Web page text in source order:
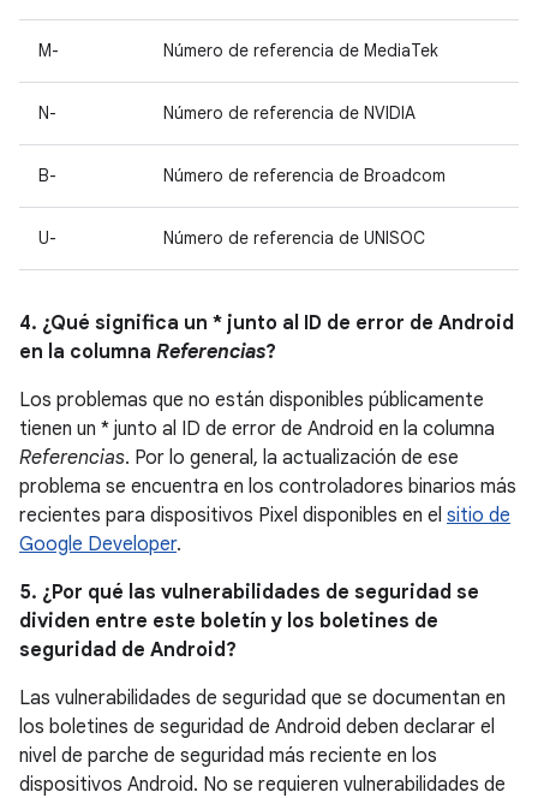
M- Número de referencia de MediaTek
N- Número de referencia de NVIDIA
B- Número de referencia de Broadcom
U- Número de referencia de UNISOC
4. ¿Qué significa un * junto al ID de error de Android
en la columna Referencias?
Los problemas que no están disponibles públicamente
tienen un * junto al ID de error de Android en la columna
Referencias. Por lo general, la actualización de ese
problema se encuentra en los controladores binarios más
recientes para dispositivos Pixel disponibles en el sitio de
Google Developer.
5. ¿Por qué las vulnerabilidades de seguridad se
dividen entre este boletín y los boletines de
seguridad de Android?
Las vulnerabilidades de seguridad que se documentan en
los boletines de seguridad de Android deben declarar el
nivel de parche de seguridad más reciente en los
dispositivos Android. No se requieren vulnerabilidades de